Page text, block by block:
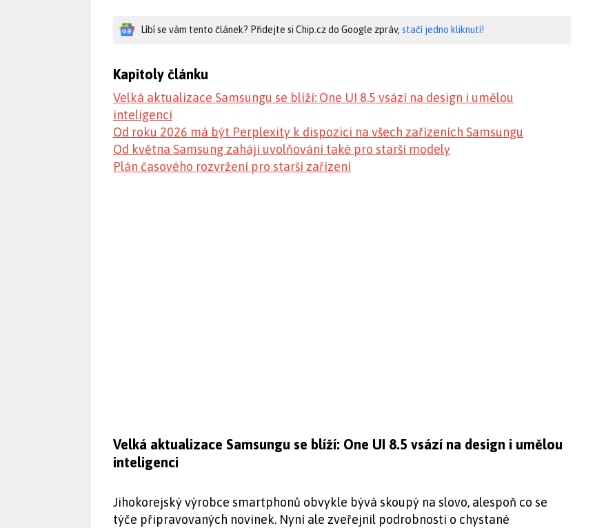
Líbí se vám tento článek? Přidejte si Chip.cz do Google zpráv, stačí jedno kliknutí!
Kapitoly článku
Velká aktualizace Samsungu se blíží: One UI 8.5 vsází na design i umělou
inteligenci
Od roku 2026 má být Perplexity k dispozici na všech zařízeních Samsungu
Od května Samsung zahájí uvolňování také pro starší modely
Plán časového rozvržení pro starší zařízení
Velká aktualizace Samsungu se blíží: One UI 8.5 vsází na design i umělou
inteligenci
Jihokorejský výrobce smartphonů obvykle bývá skoupý na slovo, alespoň co se
týče připravovaných novinek. Nyní ale zveřejnil podrobnosti o chystané